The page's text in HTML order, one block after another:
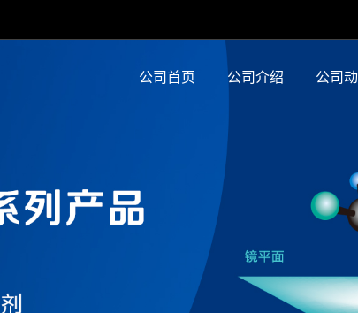
公司首页 公司介绍 公司